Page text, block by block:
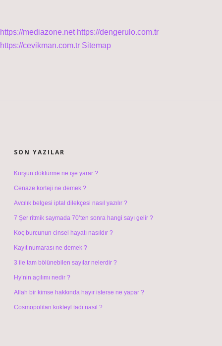
https://mediazone.net https://dengerulo.com.tr
https://cevikman.com.tr Sitemap
SON YAZILAR
Kurşun döktürme ne işe yarar ?
Cenaze korteji ne demek ?
Avcılık belgesi iptal dilekçesi nasıl yazılır ?
7 Şer ritmik saymada 70’ten sonra hangi sayı gelir ?
Koç burcunun cinsel hayatı nasıldır ?
Kayıt numarası ne demek ?
3 ile tam bölünebilen sayılar nelerdir ?
Hy’nin açılımı nedir ?
Allah bir kimse hakkında hayır isterse ne yapar ?
Cosmopolitan kokteyl tadı nasıl ?